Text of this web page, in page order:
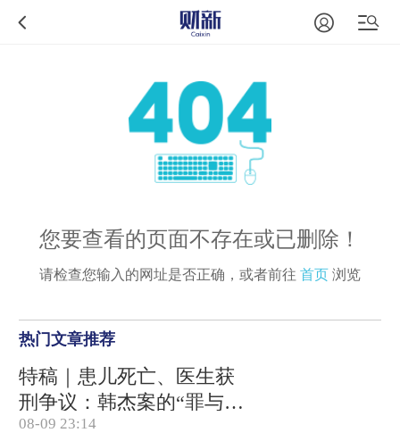
您要查看的页面不存在或已删除！
请检查您输入的网址是否正确，或者前往 首页 浏览
热门文章推荐
特稿｜患儿死亡、医生获
刑争议：韩杰案的“罪与
罚”
08-09 23:14